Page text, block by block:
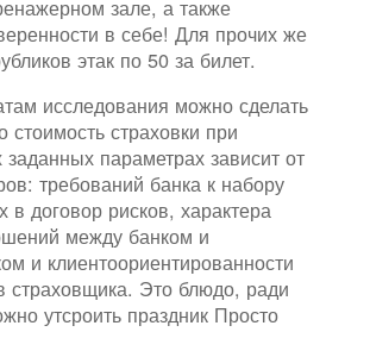
зале, а также
в себе! Для прочих же
этак по 50 за билет.
исследования можно сделать
страховки при
параметрах зависит от
требований банка к набору
в договор рисков, характера
между банком и
и клиентоориентированности
страховщика. Это блюдо, ради
утсроить праздник Просто